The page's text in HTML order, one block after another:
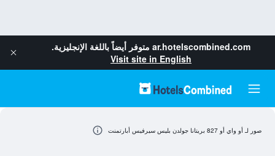
ar.hotelscombined.com متوفر أيضاً باللغة الإنجليزية.
Visit site in English
صور لـ أو واي أو 827 بريتانا جولدن بليس سيرفيس أبارتمنت